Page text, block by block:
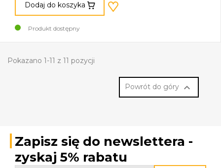
Dodaj do koszyka
Produkt dostępny
Pokazano 1-11 z 11 pozycji
Powrót do góry 
Zapisz się do newslettera -
zyskaj 5% rabatu